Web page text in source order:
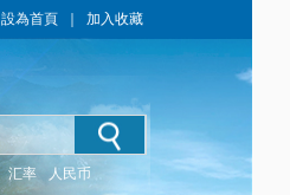
設為首頁 加入收藏
汇率 人民币